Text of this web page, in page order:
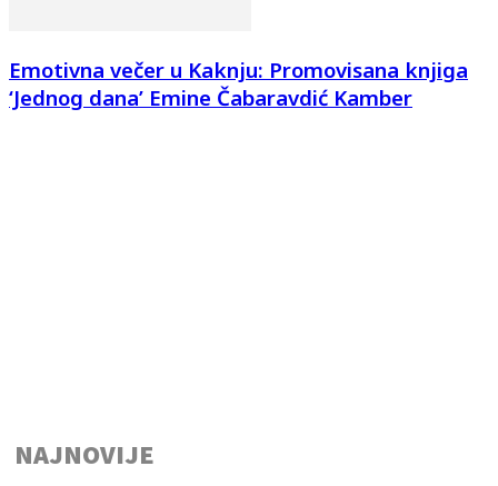
Emotivna večer u Kaknju: Promovisana knjiga
‘Jednog dana’ Emine Čabaravdić Kamber
NAJNOVIJE